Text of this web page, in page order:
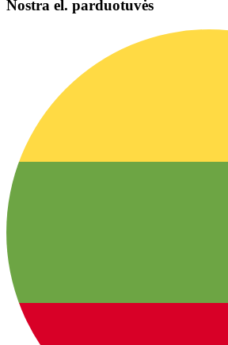
Nostra el. parduotuvės